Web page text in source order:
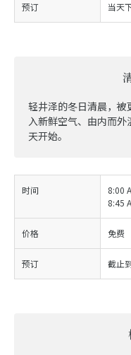
预订 当天
轻井泽的冬日清晨，
入新鲜空气、由内而
天开始。
时间
8:00
8:45
价格 免费
预订 截止